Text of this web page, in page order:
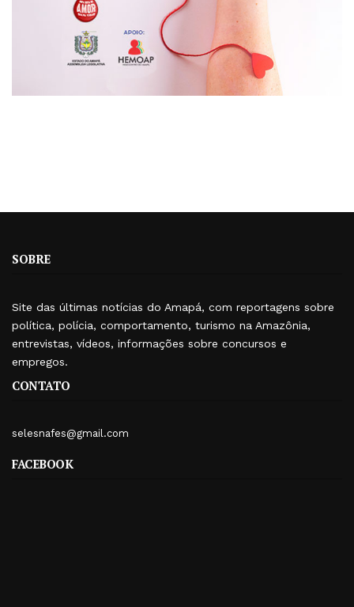
SOBRE
Site das últimas notícias do Amapá, com reportagens sobre
política, polícia, comportamento, turismo na Amazônia,
entrevistas, vídeos, informações sobre concursos e
empregos.
CONTATO
selesnafes@gmail.com
FACEBOOK